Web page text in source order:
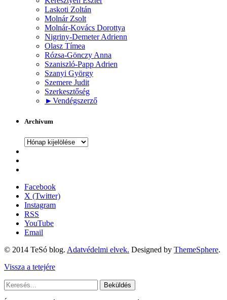
Laskoti Zoltán
Molnár Zsolt
Molnár-Kovács Dorottya
Nigriny-Demeter Adrienn
Olasz Tímea
Rózsa-Gönczy Anna
Szaniszló-Papp Adrien
Szanyi György
Szemere Judit
Szerkesztőség
►Vendégszerző
Archívum
Archívum
Facebook
X (Twitter)
Instagram
RSS
YouTube
Email
© 2014 TeSó blog. Adatvédelmi elvek. Designed by ThemeSphere.
Vissza a tetejére
Beküldés